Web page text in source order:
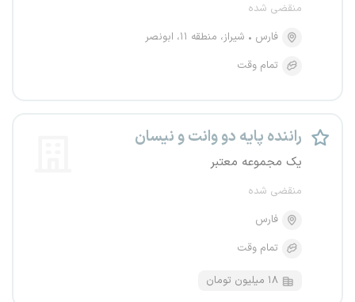
منقضی شده
فارس
شیراز، منطقه ۱۱، ابونصر
تمام وقت
راننده پایه دو وانت و نیسان
یک مجموعه معتبر
منقضی شده
فارس
تمام وقت
۱۸ میلیون تومان